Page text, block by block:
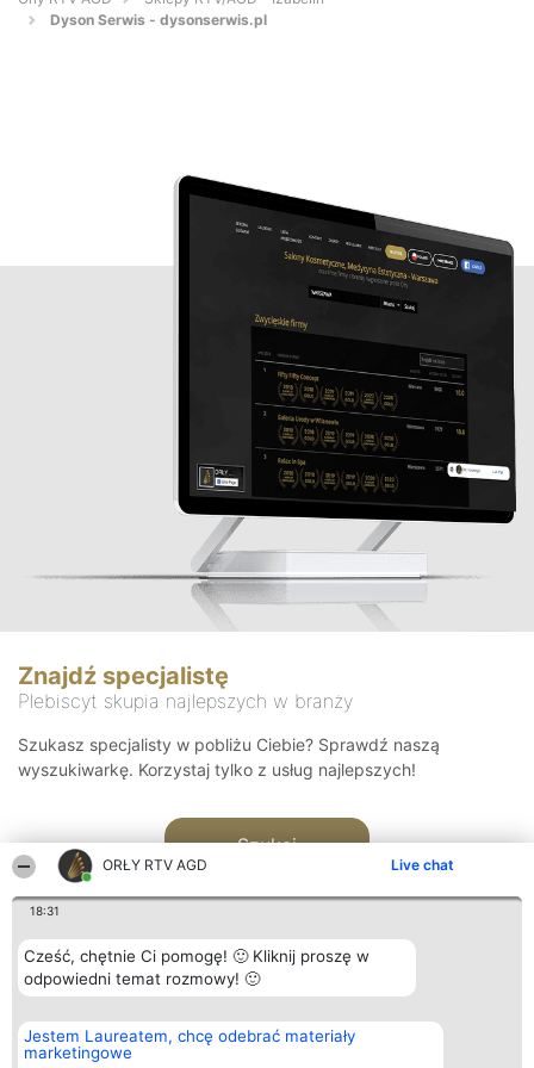
ORŁY RTV AGD Live chat
18:31
Cześć, chętnie Ci pomogę! 🙂 Kliknij proszę w
odpowiedni temat rozmowy! 🙂
Jestem Laureatem, chcę odebrać materiały
marketingowe
Dyson Serwis - dysonserwis.pl
Znajdź specjalistę
Plebiscyt skupia najlepszych w branży
Szukasz specjalisty w pobliżu Ciebie? Sprawdź naszą
wyszukiwarkę. Korzystaj tylko z usług najlepszych!
Szukaj
Organizator plebiscytu
Bright Side Solutions sp. z o.
o. sp. k.
Plebiscyt
Laureaci
Kontakt
Kontakt